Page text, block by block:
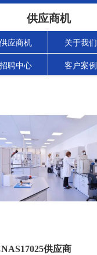
供应商机
供应商机 关于我们
招聘中心 客户案例
供应商